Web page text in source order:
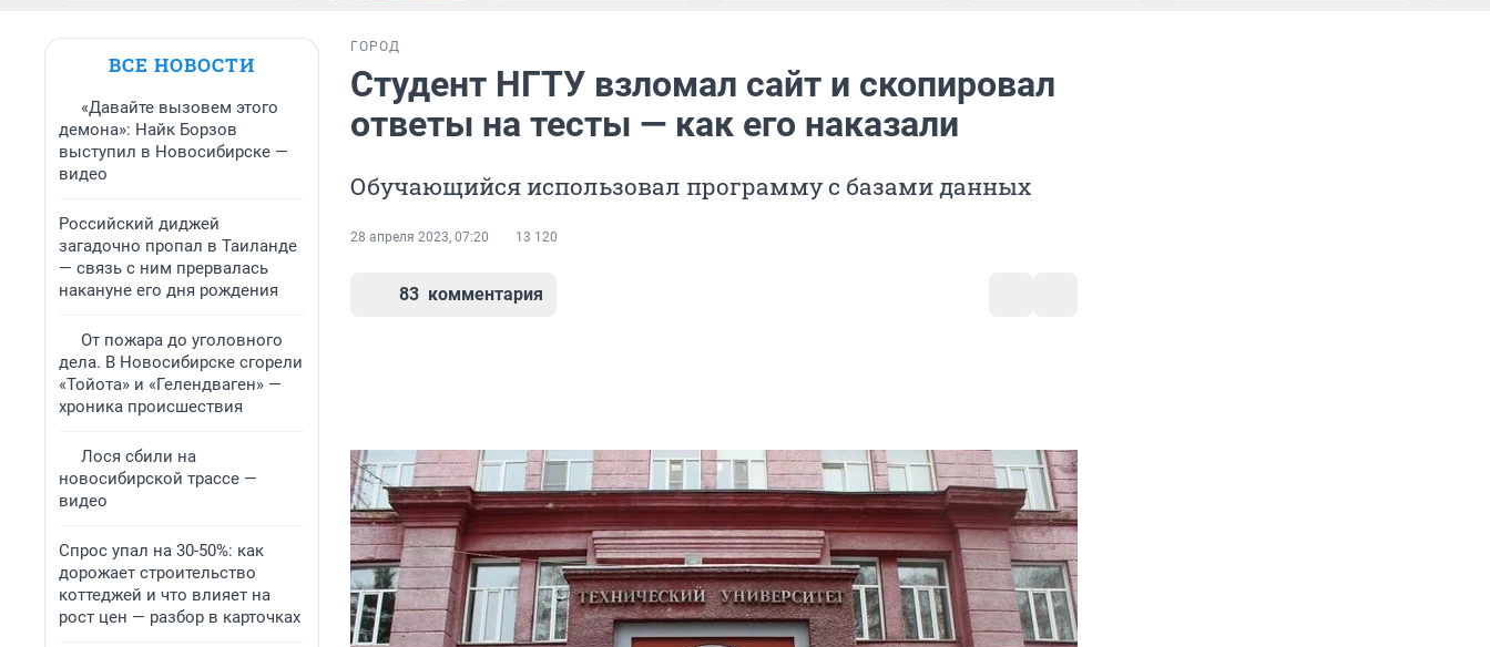
ВСЕ НОВОСТИ
«Давайте вызовем этого
демона»: Найк Борзов
выступил в Новосибирске —
видео
Российский диджей
загадочно пропал в Таиланде
— связь с ним прервалась
накануне его дня рождения
От пожара до уголовного
дела. В Новосибирске сгорели
«Тойота» и «Гелендваген» —
хроника происшествия
Лося сбили на
новосибирской трассе —
видео
Спрос упал на 30-50%: как
дорожает строительство
коттеджей и что влияет на
рост цен — разбор в карточках
ГОРОД
Студент НГТУ взломал сайт и скопировал
ответы на тесты — как его наказали
Обучающийся использовал программу с базами данных
28 апреля 2023, 07:20 13 120
83 комментария